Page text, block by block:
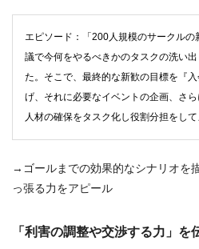
エピソード：「200人規模のサークル
議で今何をやるべきかのタスクの洗い
た。そこで、最終的な新歓の目標を『
げ、それに必要なイベントの企画、さら
人材の確保をタスク化し役割分担をして
→ゴールまでの効果的なシナリオを
っ張る力をアピール
「利害の調整や交渉する力」を